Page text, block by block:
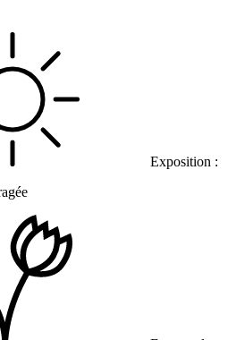
Exposition :